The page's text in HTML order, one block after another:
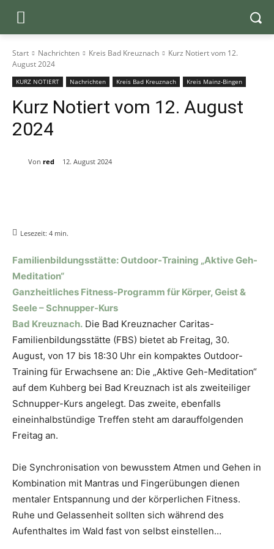
Start Nachrichten Kreis Bad Kreuznach
Kurz Notiert vom 12.
August 2024
KURZ NOTIERT Nachrichten Kreis Bad Kreuznach Kreis Mainz-Bingen
Kurz Notiert vom 12. August
2024
Von red 12. August 2024
Lesezeit: 4 min.
Familienbildungsstätte: Outdoor-Training „Aktive Geh-
Meditation“
Ganzheitliches Fitness-Programm für Körper, Geist &
Seele – Schnupper-Kurs
Bad Kreuznach. Die Bad Kreuznacher Caritas-
Familienbildungsstätte (FBS) bietet ab Freitag, 30.
August, von 17 bis 18:30 Uhr ein kompaktes Outdoor-
Training für Erwachsene an: Die „Aktive Geh-Meditation“
auf dem Kuhberg bei Bad Kreuznach ist als zweiteiliger
Schnupper-Kurs angelegt. Das zweite, ebenfalls
eineinhalbstündige Treffen steht am darauffolgenden
Freitag an.
Die Synchronisation von bewusstem Atmen und Gehen in
Kombination mit Mantras und Fingerübungen dienen
mentaler Entspannung und der körperlichen Fitness.
Ruhe und Gelassenheit sollten sich während des
Aufenthaltes im Wald fast von selbst einstellen…